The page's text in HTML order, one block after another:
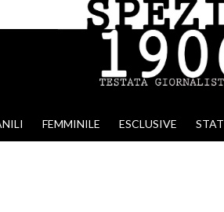
FEMMINILE ESCLUSIVE